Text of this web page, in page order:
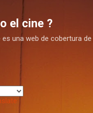
el cine ?
es una web de cobertura